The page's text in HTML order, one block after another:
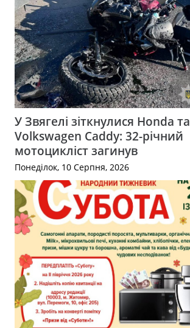
У Звягелі зіткнулися Honda та
Volkswagen Caddy: 32-річний
мотоцикліст загинув
Понеділок, 10 Серпня, 2026